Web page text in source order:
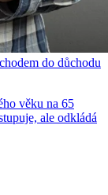
do důchodu
věku na 65
ale odkládá